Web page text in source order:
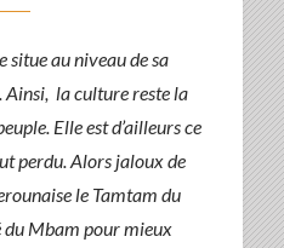
situe au niveau de sa
Ainsi, la culture reste la
Elle est d’ailleurs ce
perdu. Alors jaloux de
le Tamtam du
du Mbam pour mieux